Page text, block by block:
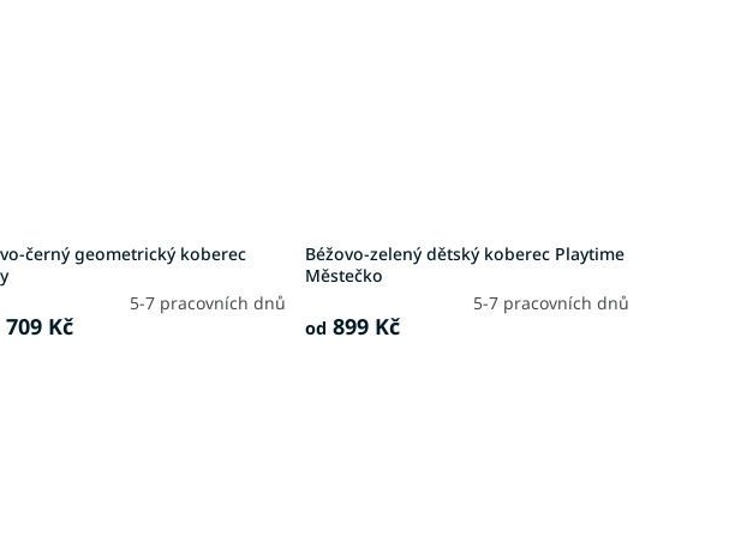
černý geometrický koberec
5-7 pracovních dnů
709 Kč
Béžovo-zelený dětský koberec Playtime
Městečko
5-7 pracovních dnů
od 899 Kč